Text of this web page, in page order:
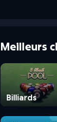
Meilleurs
Billiards